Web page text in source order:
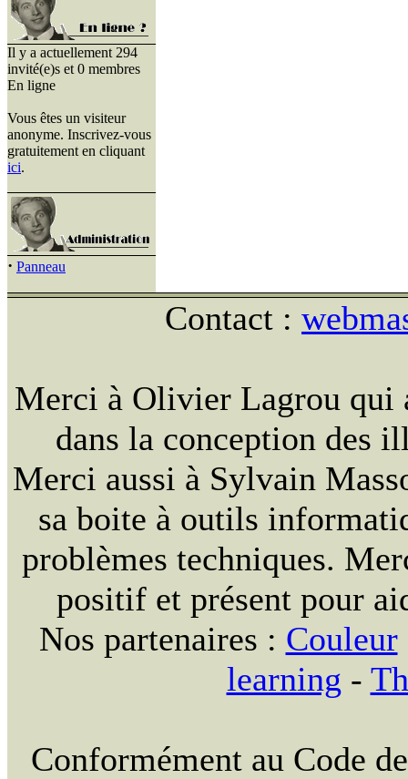
Il y a actuellement 294
invité(e)s et 0 membres
En ligne
Vous êtes un visiteur
anonyme. Inscrivez-vous
gratuitement en cliquant
ici.
· Panneau
Contact :
Merci à Olivier Lagrou qui
dans la conception des
Merci aussi à Sylvain
sa boite à outils
problèmes techniques.
positif et présent pour
Nos partenaires : Couleur
learning -
Conformément au Code